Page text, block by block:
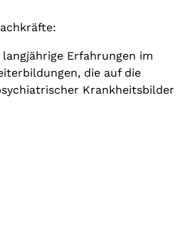
Erfahrungen im
die auf die
Krankheitsbilder